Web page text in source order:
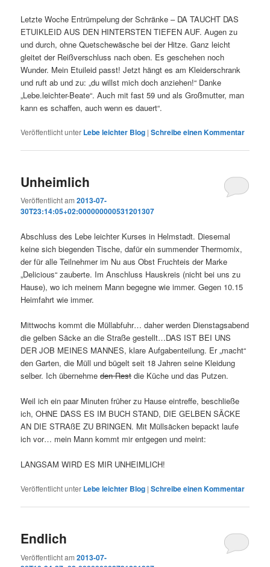
Letzte Woche Entrümpelung der Schränke – DA TAUCHT DAS
ETUIKLEID AUS DEN HINTERSTEN TIEFEN AUF. Augen zu
und durch, ohne Quetschewäsche bei der Hitze. Ganz leicht
gleitet der Reißverschluss nach oben. Es geschehen noch
Wunder. Mein Etuileid passt! Jetzt hängt es am Kleiderschrank
und ruft ab und zu: „du willst mich doch anziehen!“ Danke
„Lebe.leichter-Beate“. Auch mit fast 59 und als Großmutter, man
kann es schaffen, auch wenn es dauert“.
Veröffentlicht unter Lebe leichter Blog |Schreibe einen Kommentar
Unheimlich
Veröffentlicht am2013-07-
30T23:14:05+02:000000000531201307
Abschluss des Lebe leichter Kurses in Helmstadt. Diesemal
keine sich biegenden Tische, dafür ein summender Thermomix,
der für alle Teilnehmer im Nu aus Obst Fruchteis der Marke
„Delicious“ zauberte. Im Anschluss Hauskreis (nicht bei uns zu
Hause), wo ich meinem Mann begegne wie immer. Gegen 10.15
Heimfahrt wie immer.
Mittwochs kommt die Müllabfuhr… daher werden Dienstagsabend
die gelben Säcke an die Straße gestellt…DAS IST BEI UNS
DER JOB MEINES MANNES, klare Aufgabenteilung. Er „macht“
den Garten, die Müll und bügelt seit 18 Jahren seine Kleidung
selber. Ich übernehmeden Rest die Küche und das Putzen.
Weil ich ein paar Minuten früher zu Hause eintreffe, beschließe
ich, OHNE DASS ES IM BUCH STAND, DIE GELBEN SÄCKE
AN DIE STRAßE ZU BRINGEN. Mit Müllsäcken bepackt laufe
ich vor… mein Mann kommt mir entgegen und meint:
LANGSAM WIRD ES MIR UNHEIMLICH!
Veröffentlicht unter Lebe leichter Blog |Schreibe einen Kommentar
Endlich
Veröffentlicht am2013-07-